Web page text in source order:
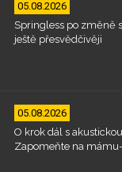
05.08.2026
Springless po změně
ještě přesvědčivěji
05.08.2026
O krok dál s
Zapomeňte na